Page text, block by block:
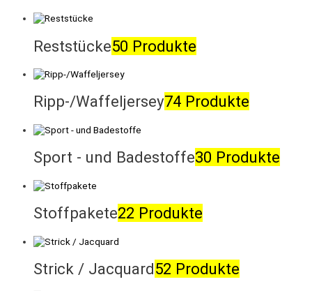
Reststücke50 Produkte
Ripp-/Waffeljersey74 Produkte
Sport - und Badestoffe30 Produkte
Stoffpakete22 Produkte
Strick / Jacquard52 Produkte